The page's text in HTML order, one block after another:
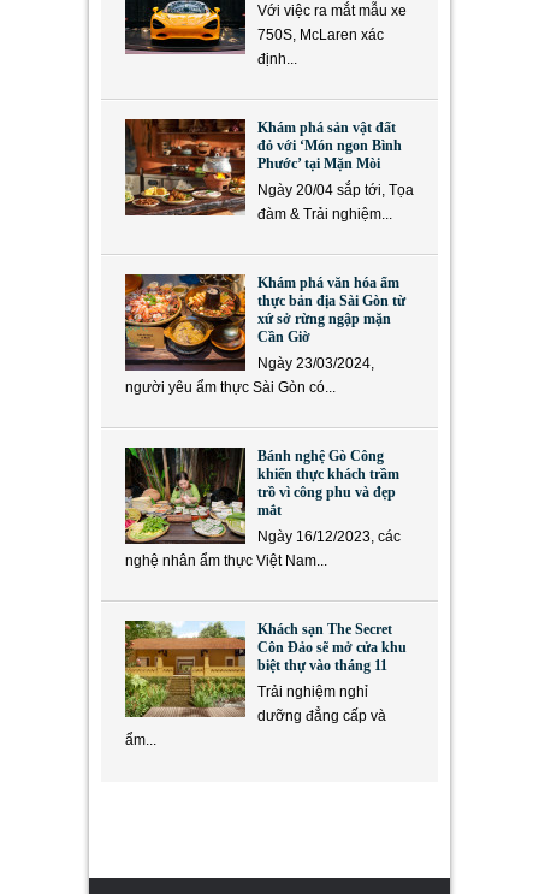
Với việc ra mắt mẫu xe
750S, McLaren xác
định...
Khám phá sản vật đất
đỏ với ‘Món ngon Bình
Phước’ tại Mặn Mòi
Ngày 20/04 sắp tới, Tọa
đàm & Trải nghiệm...
Khám phá văn hóa ẩm
thực bản địa Sài Gòn từ
xứ sở rừng ngập mặn
Cần Giờ
Ngày 23/03/2024,
người yêu ẩm thực Sài Gòn có...
Bánh nghệ Gò Công
khiến thực khách trầm
trồ vì công phu và đẹp
mắt
Ngày 16/12/2023, các
nghệ nhân ẩm thực Việt Nam...
Khách sạn The Secret
Côn Đảo sẽ mở cửa khu
biệt thự vào tháng 11
Trải nghiệm nghỉ
dưỡng đẳng cấp và
ẩm...